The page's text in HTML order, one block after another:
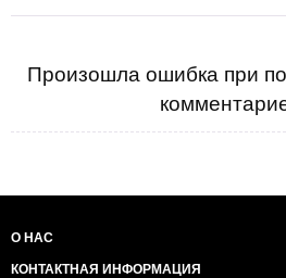
Произошла ошибка при
О НАС
КОНТАКТНАЯ ИНФОРМАЦИЯ